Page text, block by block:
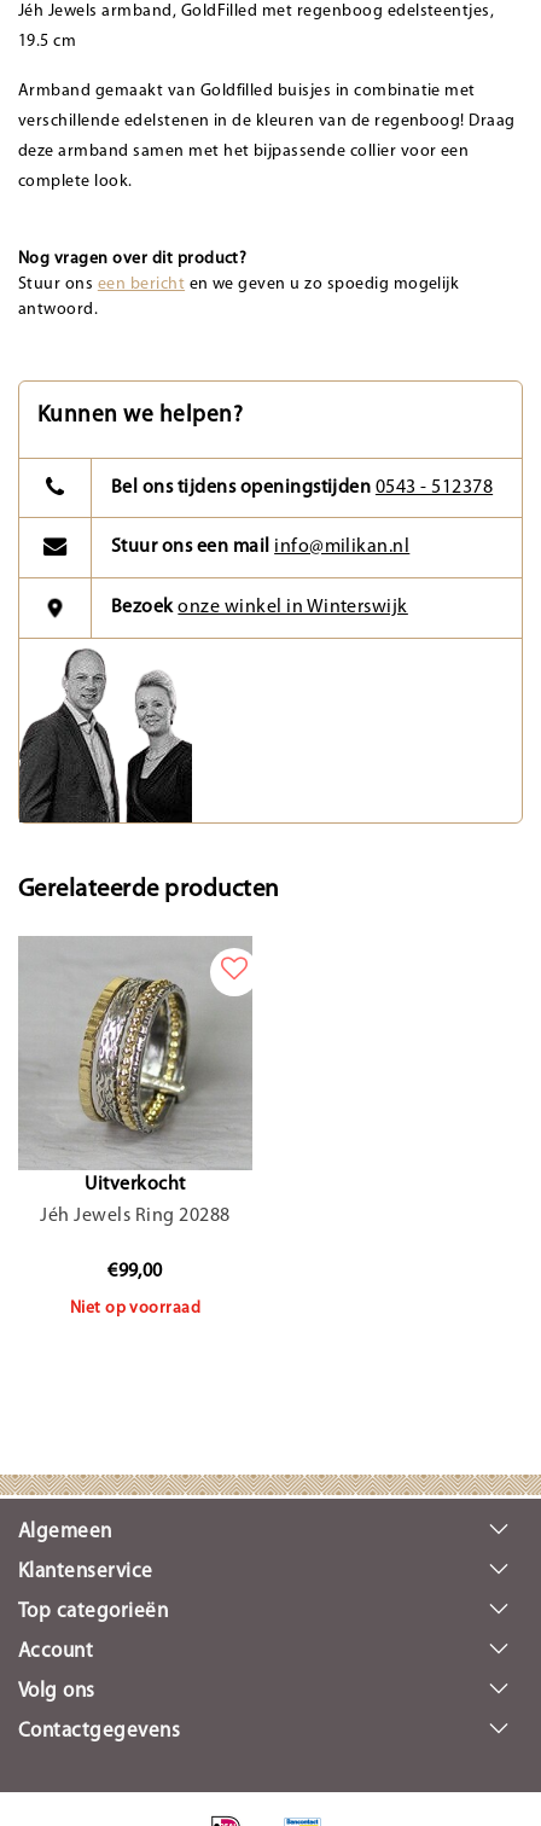
Jéh Jewels armband, GoldFilled met regenboog edelsteentjes,
19.5 cm
Armband gemaakt van Goldfilled buisjes in combinatie met
verschillende edelstenen in de kleuren van de regenboog! Draag
deze armband samen met het bijpassende collier voor een
complete look.
Nog vragen over dit product?
Stuur ons een bericht en we geven u zo spoedig mogelijk
antwoord.
Kunnen we helpen?
Bel ons tijdens openingstijden 0543 - 512378
Stuur ons een mail info@milikan.nl
Bezoekonze winkel in Winterswijk
Gerelateerde producten
Uitverkocht
Jéh Jewels Ring 20288
€99,00
Niet op voorraad
Algemeen
Klantenservice
Top categorieën
Account
Volg ons
Contactgegevens